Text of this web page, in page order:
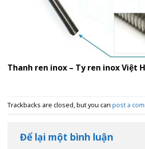
Thanh ren inox – Ty ren inox Việt
Trackbacks are closed, but you can post a
Để lại một bình luận